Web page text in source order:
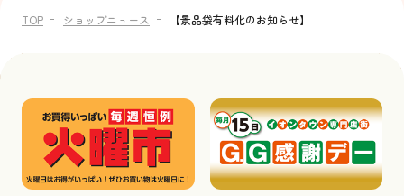
TOP ショップニュース 【景品袋有料化のお知らせ】